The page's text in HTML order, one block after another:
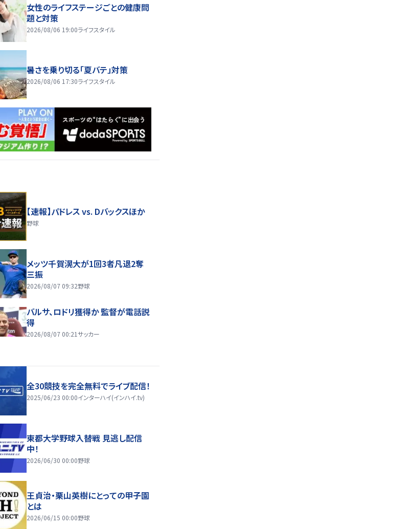
女性のライフステージごとの健康問
題と対策
2026/08/06 19:00ライフスタイル
暑さを乗り切る「夏バテ」対策
2026/08/06 17:30ライフスタイル
【速報】パドレス vs. Dバックスほか
野球
メッツ千賀滉大が1回3者凡退2奪
三振
2026/08/07 09:32野球
バルサ、ロドリ獲得か 監督が電話説
得
2026/08/07 00:21サッカー
全30競技を完全無料でライブ配信！
2025/06/23 00:00インターハイ(インハイ.tv)
東都大学野球入替戦 見逃し配信
中！
2026/06/30 00:00野球
王貞治・栗山英樹にとっての甲子園
とは
2026/06/15 00:00野球